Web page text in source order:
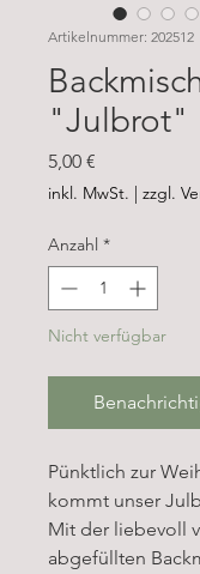
Artikelnummer: 202512
"Julbrot"
5,00 €
inkl. MwSt. | zzgl.
Anzahl *
Nicht verfügbar
Pünktlich zur
kommt unser
Mit der liebevoll
abgefüllten